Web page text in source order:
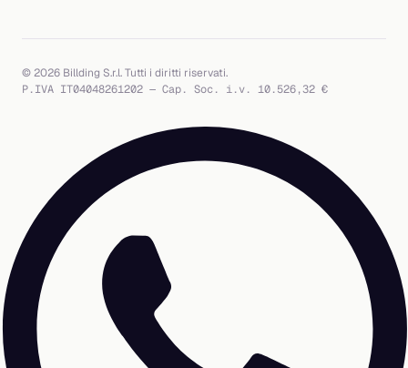
© 2026 Billding S.r.l. Tutti i diritti riservati.
P.IVA IT04048261202 — Cap. Soc. i.v. 10.526,32 €